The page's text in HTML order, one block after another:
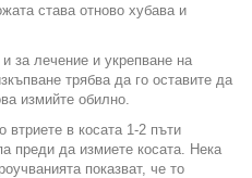
става отново хубава и
за лечение и укрепване на
трябва да го оставите да
измийте обилно.
втриете в косата 1-2 пъти
преди да измиете косата. Нека
показват, че то